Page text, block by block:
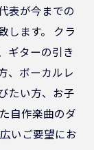
表が今までの
します。 クラ
ギターの引き
、ボーカルレ
たい方、お子
自作楽曲のダ
いご要望にお